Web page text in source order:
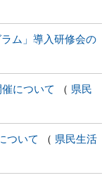
ム」導入研修会の
について
県民
ついて
県民生活